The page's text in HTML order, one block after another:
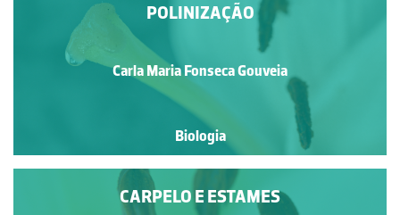
POLINIZAÇÃO
Carla Maria Fonseca Gouveia
Biologia
CARPELO E ESTAMES